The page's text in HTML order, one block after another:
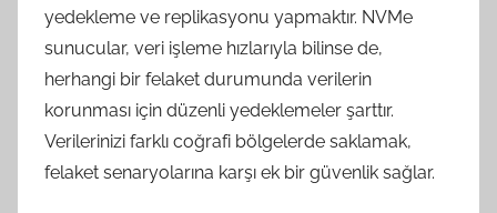
yedekleme ve replikasyonu yapmaktır. NVMe
sunucular, veri işleme hızlarıyla bilinse de,
herhangi bir felaket durumunda verilerin
korunması için düzenli yedeklemeler şarttır.
Verilerinizi farklı coğrafi bölgelerde saklamak,
felaket senaryolarına karşı ek bir güvenlik sağlar.